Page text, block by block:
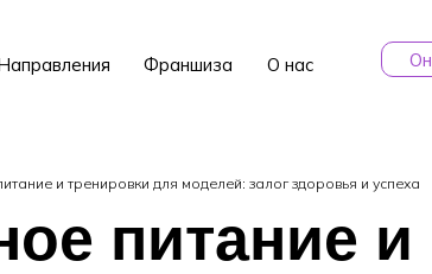
О нас
Франшиза
и тренировки для моделей: залог здоровья и успеха
питание и